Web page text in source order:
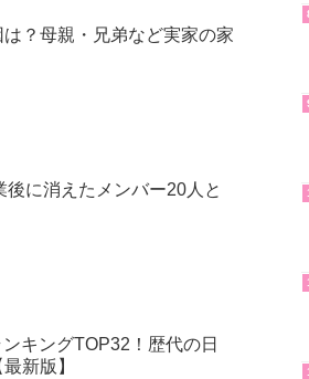
？母親・兄弟など実家の家
に消えたメンバー20人と
キングTOP32！歴代の日
新版】